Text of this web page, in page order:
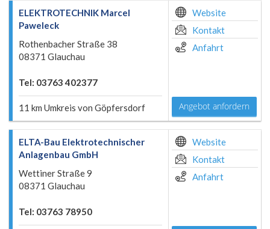
ELEKTROTECHNIK Marcel
Paweleck
Rothenbacher Straße 38
08371 Glauchau
Tel: 03763 402377
11 km Umkreis von Göpfersdorf
Website
Kontakt
Anfahrt
Angebot anfordern
ELTA-Bau Elektrotechnischer
Anlagenbau GmbH
Wettiner Straße 9
08371 Glauchau
Tel: 03763 78950
Website
Kontakt
Anfahrt